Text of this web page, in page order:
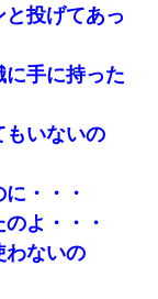
義弟の子じゃな
がなんかモッコ
ｗｗｗｗｗｗｗ
評価スレで写真
人ほど意外に好
投げてあっ
手に持った
もいないの
・・・
よ・・・
わないの